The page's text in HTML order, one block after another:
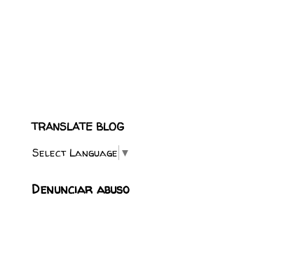
TRANSLATE BLOG
Select Language ▼
Denunciar abuso